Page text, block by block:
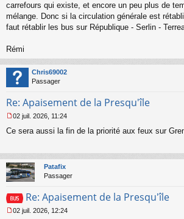
carrefours qui existe, et encore un peu plus de
mélange. Donc si la circulation générale est
faut rétablir les bus sur République - Serlin -
Rémi
Chris69002
Passager
Re: Apaisement de la Presqu'île
e
a
g
e
o
n
l
02 juil. 2026, 11:24
Ce sera aussi la fin de la priorité aux feux sur
Patafix
Passager
Re: Apaisement de la Presqu'île
02 juil. 2026, 12:24